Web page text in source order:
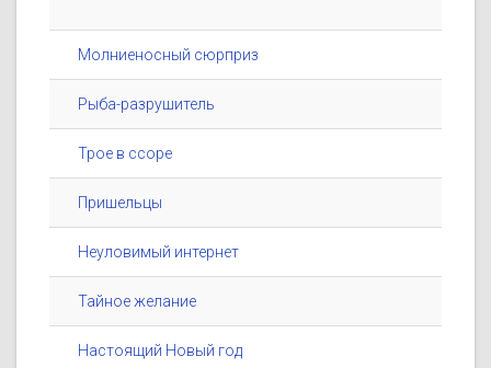
Молниеносный сюрприз
Рыба-разрушитель
Трое в ссоре
Пришельцы
Неуловимый интернет
Тайное желание
Настоящий Новый год